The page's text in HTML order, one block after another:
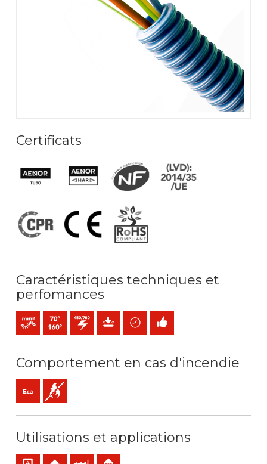
Certificats
Caractéristiques techniques et
perfomances
Âme - Souple (classe 5) mm2
Température maximale de service: 70ºC / 160ºC
450 / 750 V C.A.Protection mécanique
Gain de tempsInstallation facile
Comportement en cas d'incendie
Eca (réaction au feu)
Non propagateur de la flamme
Utilisations et applications
Câblage du panneau et de l'appareil
RésidentielUtilisation industrielle
Utilisation en intérieur